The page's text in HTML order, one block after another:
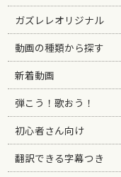
ガズレレオリジナル
動画の種類から探す
新着動画
弾こう！歌おう！
初心者さん向け
翻訳できる字幕つき